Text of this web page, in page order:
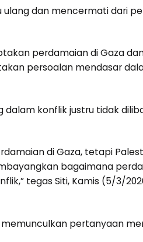
dan mencermati dari
perdamaian di Gaza
persoalan mendasar
konflik justru tidak
di Gaza, tetapi
bagaimana
tegas Siti, Kamis (5/3/
pertanyaan